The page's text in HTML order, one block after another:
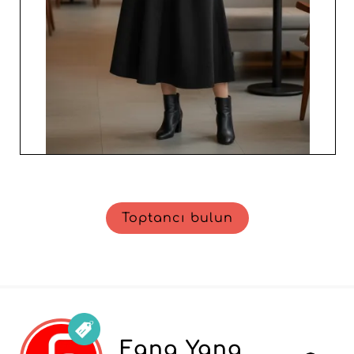
Toptancı bulun
Fang Yang